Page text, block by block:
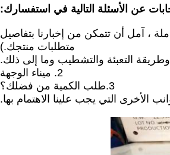
، آمل أن تتمكن من إخبارنا بتفاصيل
متطلبات منتجك.)
2. ميناء الوجهة
3.طلب الكمية من فضلك؟